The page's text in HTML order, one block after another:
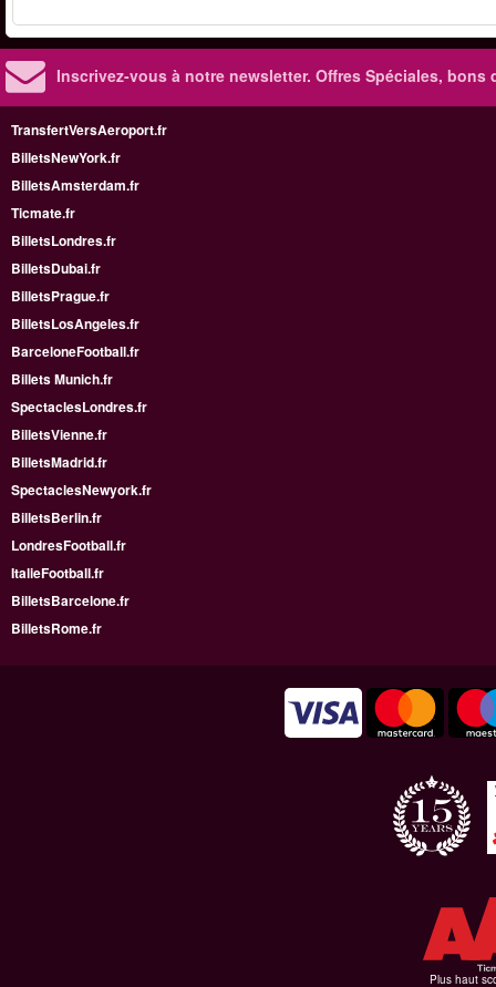
Inscrivez-vous à notre newsletter. Offres Spéciales, bons
TransfertVersAeroport.fr
BilletsNewYork.fr
BilletsAmsterdam.fr
Ticmate.fr
BilletsLondres.fr
BilletsDubai.fr
BilletsPrague.fr
BilletsLosAngeles.fr
BarceloneFootball.fr
Billets Munich.fr
SpectaclesLondres.fr
BilletsVienne.fr
BilletsMadrid.fr
SpectaclesNewyork.fr
BilletsBerlin.fr
LondresFootball.fr
ItalieFootball.fr
BilletsBarcelone.fr
BilletsRome.fr
Plus haut